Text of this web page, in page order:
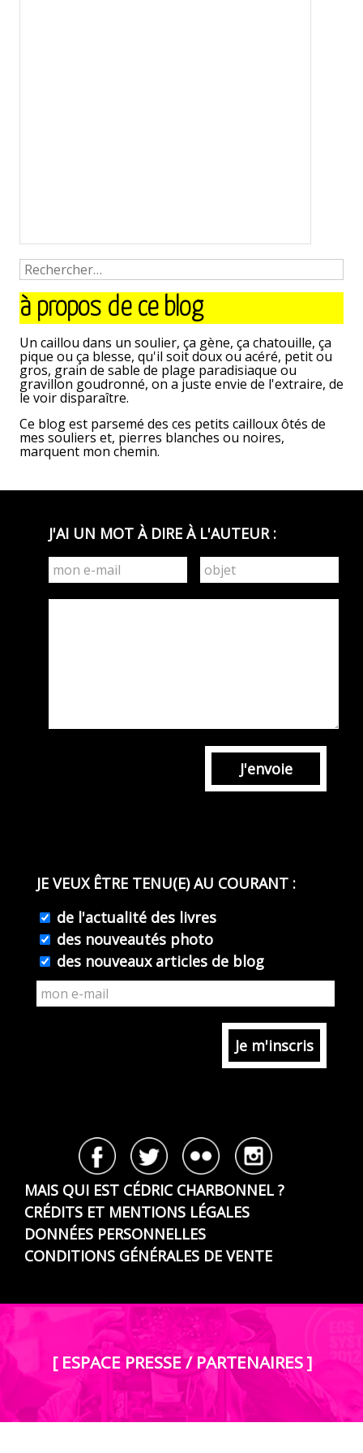
à propos de ce blog
Un caillou dans un soulier, ça gène, ça chatouille, ça
pique ou ça blesse, qu'il soit doux ou acéré, petit ou
gros, grain de sable de plage paradisiaque ou
gravillon goudronné, on a juste envie de l'extraire, de
le voir disparaître.
Ce blog est parsemé des ces petits cailloux ôtés de
mes souliers et, pierres blanches ou noires,
marquent mon chemin.
J'AI UN MOT À DIRE À L'AUTEUR :
J'envoie
JE VEUX ÊTRE TENU(E) AU COURANT :
de l'actualité des livres
des nouveautés photo
des nouveaux articles de blog
MAIS QUI EST CÉDRIC CHARBONNEL ?
CRÉDITS ET MENTIONS LÉGALES
DONNÉES PERSONNELLES
CONDITIONS GÉNÉRALES DE VENTE
[ ESPACE PRESSE / PARTENAIRES ]